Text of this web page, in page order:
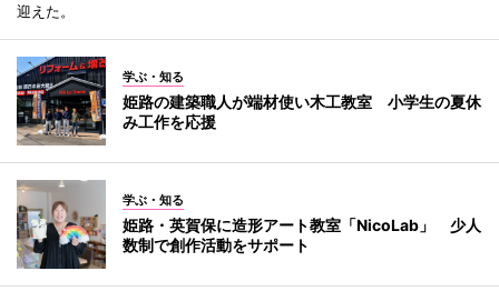
迎えた。
学ぶ・知る
姫路の建築職人が端材使い木工教室 小学生の夏休
み工作を応援
学ぶ・知る
姫路・英賀保に造形アート教室「NicoLab」 少人
数制で創作活動をサポート